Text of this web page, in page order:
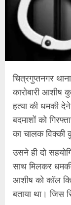
चित्रगुप्तनगर
कारोबारी आशीष
हत्या की धमकी
बदमाशों को
का चालक विक्की
उसने ही दो
साथ मिलकर
आशीष को कॉल
बताया था। जिस